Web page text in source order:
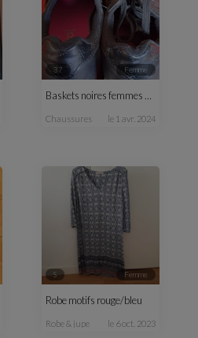
37 femme
Baskets noires femmes T37
chaussures le 1 avr. 2024
S femme
Robe motifs rouge/bleu
robe & jupe le 6 oct. 2023